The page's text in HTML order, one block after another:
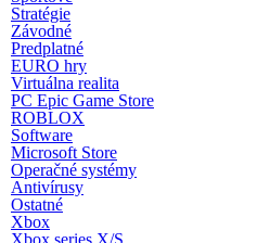
Stratégie
Závodné
Predplatné
EURO hry
Virtuálna realita
PC Epic Game Store
ROBLOX
Software
Microsoft Store
Operačné systémy
Antivírusy
Ostatné
Xbox
Xbox series X/S